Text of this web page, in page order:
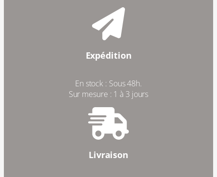
Expédition
En stock : Sous 48h.
Sur mesure : 1 à 3 jours
Livraison